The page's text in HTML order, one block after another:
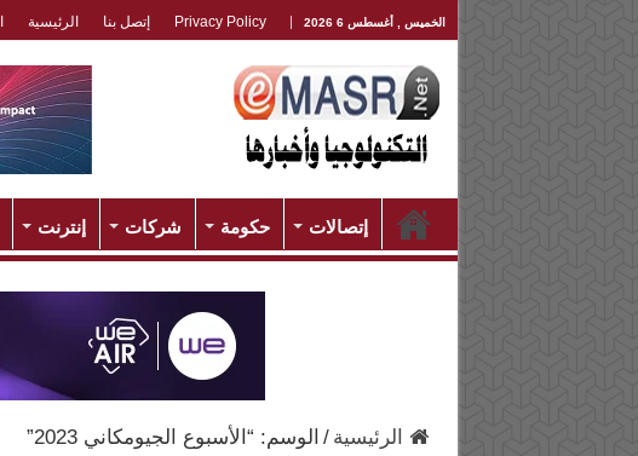
الخميس , أغسطس 6 2026 Privacy Policy إتصل بنا الرئيسية
إتصالات حكومة شركات إنترنت
الرئيسية / الوسم: “الأسبوع الجيومكاني 2023”